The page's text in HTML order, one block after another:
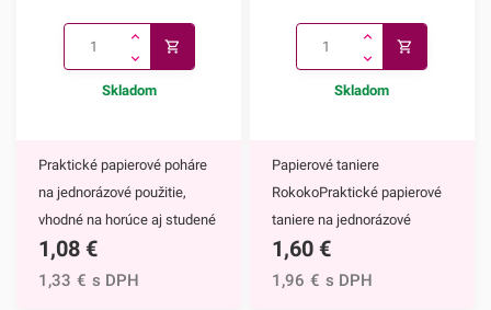
Skladom
Praktické papierové poháre
na jednorázové použitie,
vhodné na horúce aj studené
nápoje. Vďaka ich
elegantnému zdobeniu
1,08 €
1,33 € s DPH
Skladom
Papierové taniere
RokokoPraktické papierové
taniere na jednorázové
použitie. Vďaka ich
elegantnému zdobeniu
1,60 €
1,96 € s DPH